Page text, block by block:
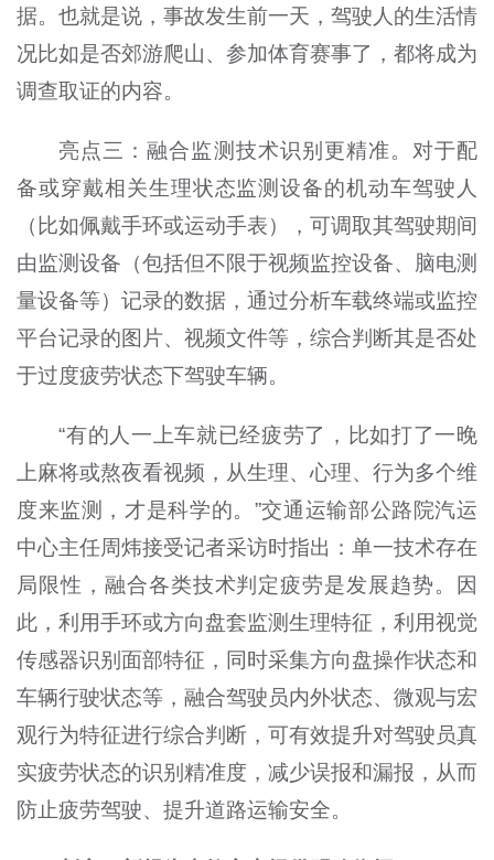
据。也就是说，事故发生前一天，驾驶人的生活情
况比如是否郊游爬山、参加体育赛事了，都将成为
调查取证的内容。
亮点三：融合监测技术识别更精准。对于配
备或穿戴相关生理状态监测设备的机动车驾驶人
（比如佩戴手环或运动手表），可调取其驾驶期间
由监测设备（包括但不限于视频监控设备、脑电测
量设备等）记录的数据，通过分析车载终端或监控
平台记录的图片、视频文件等，综合判断其是否处
于过度疲劳状态下驾驶车辆。
“有的人一上车就已经疲劳了，比如打了一晚
上麻将或熬夜看视频，从生理、心理、行为多个维
度来监测，才是科学的。”交通运输部公路院汽运
中心主任周炜接受记者采访时指出：单一技术存在
局限性，融合各类技术判定疲劳是发展趋势。因
此，利用手环或方向盘套监测生理特征，利用视觉
传感器识别面部特征，同时采集方向盘操作状态和
车辆行驶状态等，融合驾驶员内外状态、微观与宏
观行为特征进行综合判断，可有效提升对驾驶员真
实疲劳状态的识别精准度，减少误报和漏报，从而
防止疲劳驾驶、提升道路运输安全。